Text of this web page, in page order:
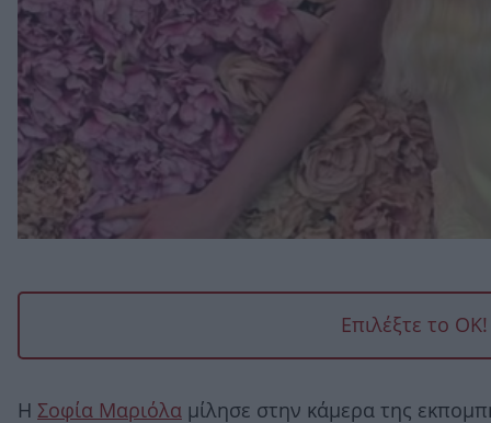
Επιλέξτε το
Η Σοφία Μαριόλα μίλησε στην κάμερα της